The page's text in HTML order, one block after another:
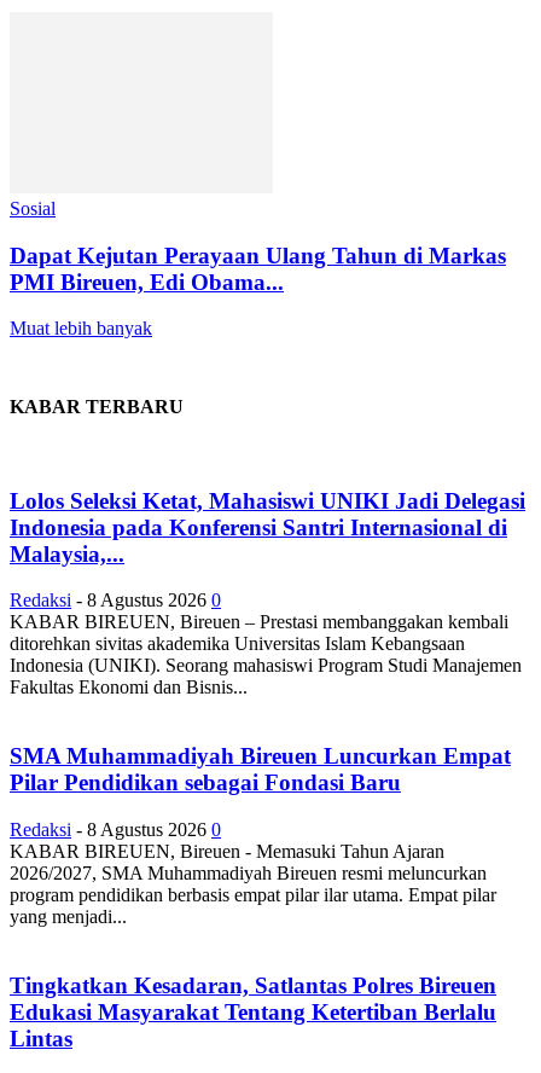
Sosial
Dapat Kejutan Perayaan Ulang Tahun di Markas
PMI Bireuen, Edi Obama...
Muat lebih banyak
KABAR TERBARU
Lolos Seleksi Ketat, Mahasiswi UNIKI Jadi Delegasi
Indonesia pada Konferensi Santri Internasional di
Malaysia,...
Redaksi - 8 Agustus 2026 0
KABAR BIREUEN, Bireuen – Prestasi membanggakan kembali
ditorehkan sivitas akademika Universitas Islam Kebangsaan
Indonesia (UNIKI). Seorang mahasiswi Program Studi Manajemen
Fakultas Ekonomi dan Bisnis...
SMA Muhammadiyah Bireuen Luncurkan Empat
Pilar Pendidikan sebagai Fondasi Baru
Redaksi - 8 Agustus 2026 0
KABAR BIREUEN, Bireuen - Memasuki Tahun Ajaran
2026/2027, SMA Muhammadiyah Bireuen resmi meluncurkan
program pendidikan berbasis empat pilar ilar utama. Empat pilar
yang menjadi...
Tingkatkan Kesadaran, Satlantas Polres Bireuen
Edukasi Masyarakat Tentang Ketertiban Berlalu
Lintas